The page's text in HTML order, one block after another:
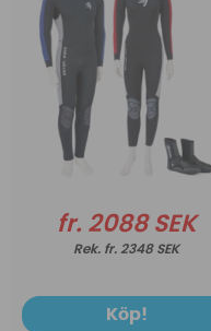
fr. 2088 SEK
fr. 2348 SEK
Köp!